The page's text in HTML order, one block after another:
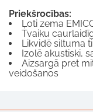
Priekšrocības:
Ļoti zema
Tvaiku
Likvidē siltuma
Izolē akustiski,
Aizsargā pret
veidošanos